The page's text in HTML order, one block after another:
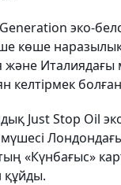
эко-
көше
Италиядағы
келтірмек
Just Stop Oil
«Күнбағыс»
құйды.